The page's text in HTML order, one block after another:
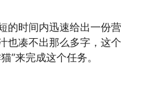
的时间内迅速给出一份营
也凑不出那么多字，这个
”来完成这个任务。